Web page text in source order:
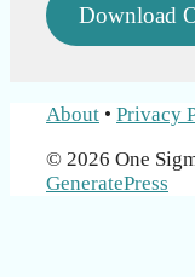
Download
About • Privacy
© 2026 One
GeneratePress